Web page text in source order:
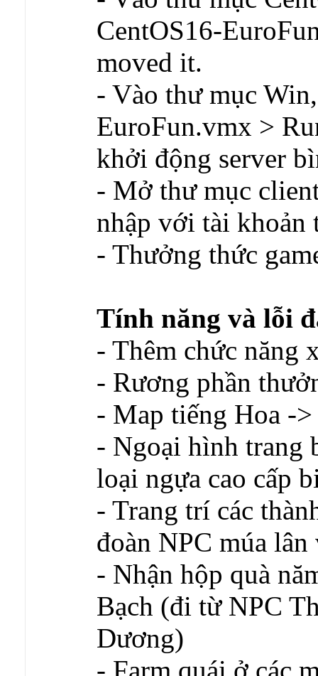
CentOS16-
moved it.
- Vào thư mục
EuroFun.vmx >
khởi động server
- Mở thư mục
nhập với tài khoản
- Thưởng thức
Tính năng và lỗi
- Thêm chức năng
- Rương phần
- Map tiếng Hoa -
- Ngoại hình trang
loại ngựa cao cấp
- Trang trí các
đoàn NPC múa
- Nhận hộp quà
Bạch (đi từ NPC
Dương)